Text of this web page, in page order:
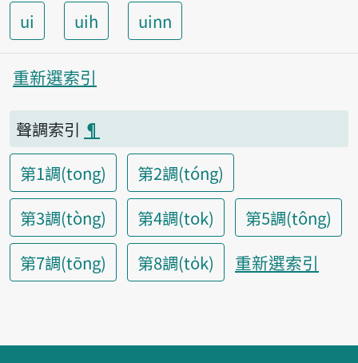
ui uih uinn
重新選索引
聲調索引 ¶
第1調(tong)
第2調(tóng)
第3調(tòng)
第4調(tok)
第5調(tông)
第7調(tōng)
第8調(to̍k) 重新選索引